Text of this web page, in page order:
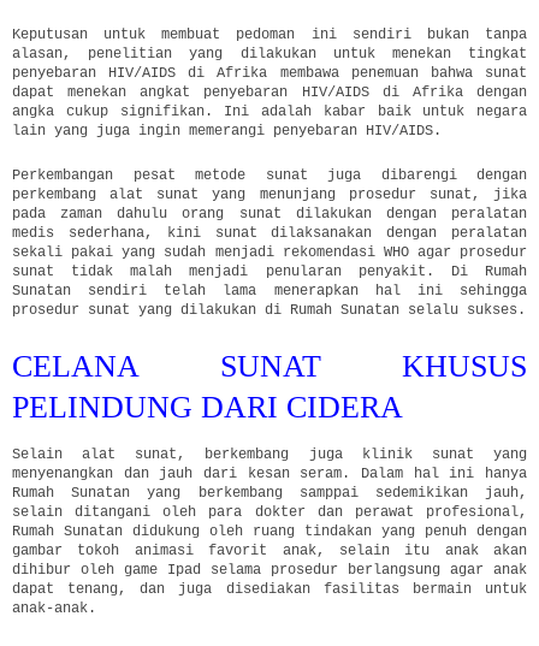
Keputusan untuk membuat pedoman ini sendiri bukan tanpa
alasan, penelitian yang dilakukan untuk menekan tingkat
penyebaran HIV/AIDS di Afrika membawa penemuan bahwa sunat
dapat menekan angkat penyebaran HIV/AIDS di Afrika dengan
angka cukup signifikan. Ini adalah kabar baik untuk negara
lain yang juga ingin memerangi penyebaran HIV/AIDS.
Perkembangan pesat metode sunat juga dibarengi dengan
perkembang alat sunat yang menunjang prosedur sunat, jika
pada zaman dahulu orang sunat dilakukan dengan peralatan
medis sederhana, kini sunat dilaksanakan dengan peralatan
sekali pakai yang sudah menjadi rekomendasi WHO agar prosedur
sunat tidak malah menjadi penularan penyakit. Di Rumah
Sunatan sendiri telah lama menerapkan hal ini sehingga
prosedur sunat yang dilakukan di Rumah Sunatan selalu sukses.
CELANA SUNAT KHUSUS
PELINDUNG DARI CIDERA
Selain alat sunat, berkembang juga klinik sunat yang
menyenangkan dan jauh dari kesan seram. Dalam hal ini hanya
Rumah Sunatan yang berkembang samppai sedemikikan jauh,
selain ditangani oleh para dokter dan perawat profesional,
Rumah Sunatan didukung oleh ruang tindakan yang penuh dengan
gambar tokoh animasi favorit anak, selain itu anak akan
dihibur oleh game Ipad selama prosedur berlangsung agar anak
dapat tenang, dan juga disediakan fasilitas bermain untuk
anak-anak.